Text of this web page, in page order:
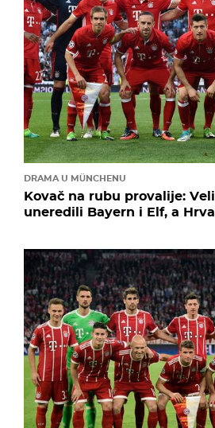
DRAMA U MÜNCHENU
Kovač na rubu provalije:
uneredili Bayern i Elf, a